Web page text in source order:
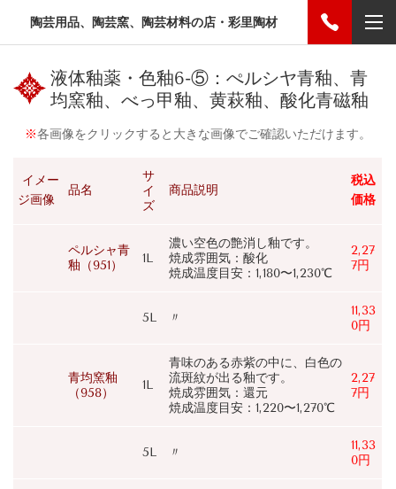
陶芸用品、陶芸窯、陶芸材料の店・彩里陶材
液体釉薬・色釉6-⑤：ぺルシヤ青釉、青
均窯釉、べっ甲釉、黄萩釉、酸化青磁釉
※各画像をクリックすると大きな画像でご確認いただけます。
イメー
ジ画像
品名
サ
イ
ズ
商品説明
税込
価格
ペルシャ青
釉（951）
1L
濃い空色の艶消し釉です。
焼成雰囲気：酸化
焼成温度目安：1,180〜1,230℃
2,27
7円
5L 〃
11,33
0円
青均窯釉
（958）
1L
青味のある赤紫の中に、白色の
流斑紋が出る釉です。
焼成雰囲気：還元
焼成温度目安：1,220〜1,270℃
2,27
7円
5L 〃
11,33
0円